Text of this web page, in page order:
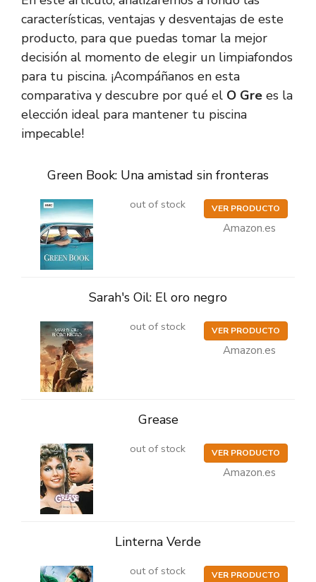
características, ventajas y desventajas de este
producto, para que puedas tomar la mejor
decisión al momento de elegir un limpiafondos
para tu piscina. ¡Acompáñanos en esta
comparativa y descubre por qué el O Gre es la
elección ideal para mantener tu piscina
impecable!
Green Book: Una amistad sin fronteras
out of stock VER PRODUCTO
Amazon.es
Sarah's Oil: El oro negro
out of stock VER PRODUCTO
Amazon.es
Grease
out of stock VER PRODUCTO
Amazon.es
Linterna Verde
out of stock VER PRODUCTO